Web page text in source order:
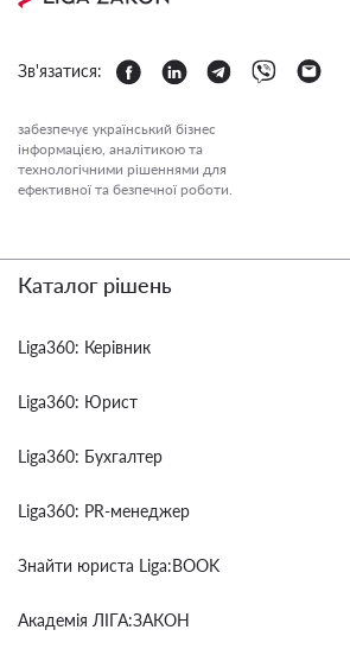
Зв'язатися:
забезпечує український бізнес
інформацією, аналітикою та
технологічними рішеннями для
ефективної та безпечної роботи.
Каталог рішень
Liga360: Керівник
Liga360: Юрист
Liga360: Бухгалтер
Liga360: PR-менеджер
Знайти юриста Liga:BOOK
Академія ЛІГА:ЗАКОН